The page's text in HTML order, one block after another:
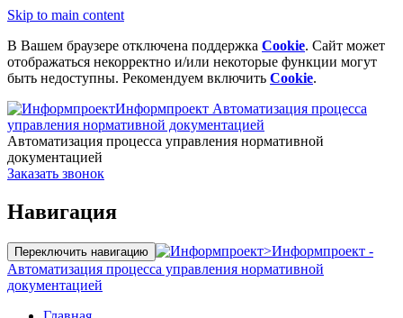
Skip to main content
В Вашем браузере отключена поддержка Cookie. Сайт может
отображаться некорректно и/или некоторые функции могут
быть недоступны. Рекомендуем включить Cookie.
Информпроект Автоматизация процесса
управления нормативной документацией
Автоматизация процесса управления нормативной
документацией
Заказать звонок
Навигация
Переключить навигацию >Информпроект -
Автоматизация процесса управления нормативной
документацией